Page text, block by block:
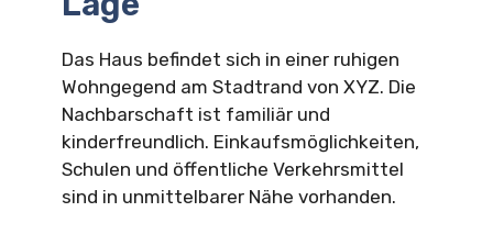
Das Haus befindet sich in einer ruhigen
Wohngegend am Stadtrand von XYZ. Die
Nachbarschaft ist familiär und
kinderfreundlich. Einkaufsmöglichkeiten,
Schulen und öffentliche Verkehrsmittel
sind in unmittelbarer Nähe vorhanden.